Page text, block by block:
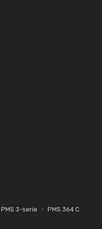
PMS 3-serie PMS 364 C